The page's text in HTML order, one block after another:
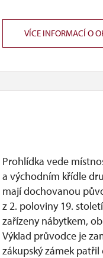
VÍCE INFORMACÍ O
Prohlídka vede
a východním křídle
mají dochovanou
z 2. poloviny 19.
zařízeny nábytkem,
Výklad průvodce je
zákupský zámek patřil